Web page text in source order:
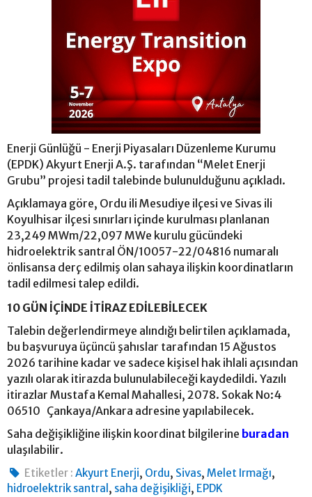
Enerji Günlüğü - Enerji Piyasaları Düzenleme Kurumu
(EPDK) Akyurt Enerji A.Ş. tarafından “Melet Enerji
Grubu” projesi tadil talebinde bulunulduğunu açıkladı.
Açıklamaya göre, Ordu ili Mesudiye ilçesi ve Sivas ili
Koyulhisar ilçesi sınırları içinde kurulması planlanan
23,249 MWm/22,097 MWe kurulu gücündeki
hidroelektrik santral ÖN/10057-22/04816 numaralı
önlisansa derç edilmiş olan sahaya ilişkin koordinatların
tadil edilmesi talep edildi.
10 GÜN İÇİNDE İTİRAZ EDİLEBİLECEK
Talebin değerlendirmeye alındığı belirtilen açıklamada,
bu başvuruya üçüncü şahıslar tarafından 15 Ağustos
2026 tarihine kadar ve sadece kişisel hak ihlali açısından
yazılı olarak itirazda bulunulabileceği kaydedildi. Yazılı
itirazlar Mustafa Kemal Mahallesi, 2078. Sokak No:4
06510 Çankaya/Ankara adresine yapılabilecek.
Saha değişikliğine ilişkin koordinat bilgilerine buradan
ulaşılabilir.
Etiketler : Akyurt Enerji, Ordu, Sivas,Melet Irmağı,
hidroelektrik santral , saha değişikliği, EPDK